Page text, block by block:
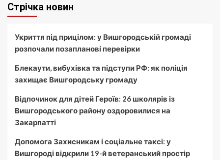
Стрічка новин
Укриття під прицілом: у Вишгородській громаді
розпочали позапланові перевірки
Блекаути, вибухівка та підступи РФ: як поліція
захищає Вишгородську громаду
Відпочинок для дітей Героїв: 26 школярів із
Вишгородського району оздоровилися на
Закарпатті
Допомога Захисникам і соціальне таксі: у
Вишгороді відкрили 19-й ветеранський простір